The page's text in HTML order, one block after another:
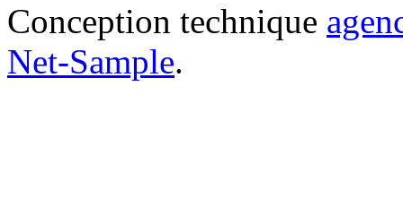
Conception technique
Net-Sample.